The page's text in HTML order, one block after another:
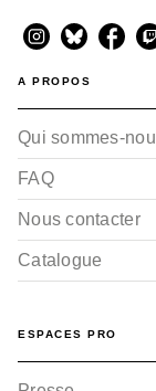
A PROPOS
Qui sommes-
FAQ
Nous contacter
Catalogue
ESPACES PRO